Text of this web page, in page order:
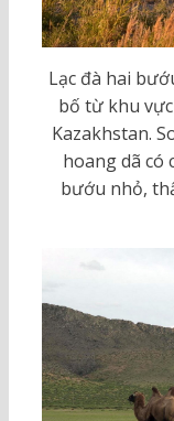
Lạc đà hai
bố từ khu
Kazakhstan.
hoang dã có
bướu nhỏ,